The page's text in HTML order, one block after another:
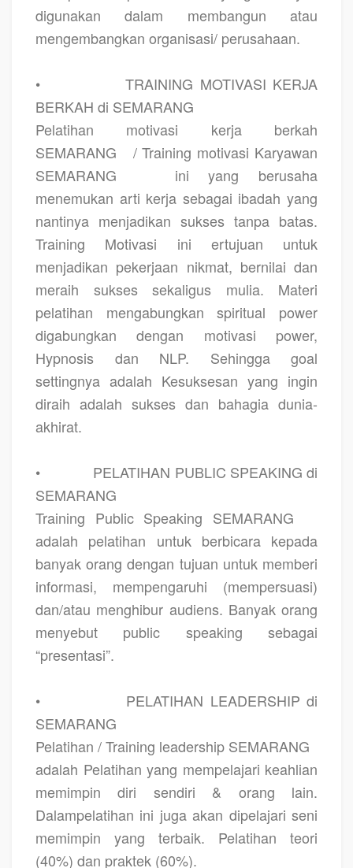
digunakan dalam membangun atau
mengembangkan organisasi/ perusahaan.
•
TRAINING MOTIVASI KERJA
BERKAH di SEMARANG
Pelatihan motivasi kerja berkah
SEMARANG
/ Training motivasi Karyawan
SEMARANG
ini yang berusaha
menemukan arti kerja sebagai ibadah yang
nantinya menjadikan sukses tanpa batas.
Training Motivasi ini ertujuan untuk
menjadikan pekerjaan nikmat, bernilai dan
meraih sukses sekaligus mulia. Materi
pelatihan mengabungkan spiritual power
digabungkan dengan motivasi power,
Hypnosis dan NLP. Sehingga goal
settingnya adalah Kesuksesan yang ingin
diraih adalah sukses dan bahagia dunia-
akhirat.
•
PELATIHAN PUBLIC SPEAKING di
SEMARANG
Training Public Speaking SEMARANG
adalah pelatihan untuk berbicara kepada
banyak orang dengan tujuan untuk memberi
informasi, mempengaruhi (mempersuasi)
dan/atau menghibur audiens. Banyak orang
menyebut public speaking sebagai
“presentasi”.
•
PELATIHAN LEADERSHIP di
SEMARANG
Pelatihan / Training leadership SEMARANG
adalah Pelatihan yang mempelajari keahlian
memimpin diri sendiri & orang lain.
Dalampelatihan ini juga akan dipelajari seni
memimpin yang terbaik. Pelatihan teori
(40%) dan praktek (60%).